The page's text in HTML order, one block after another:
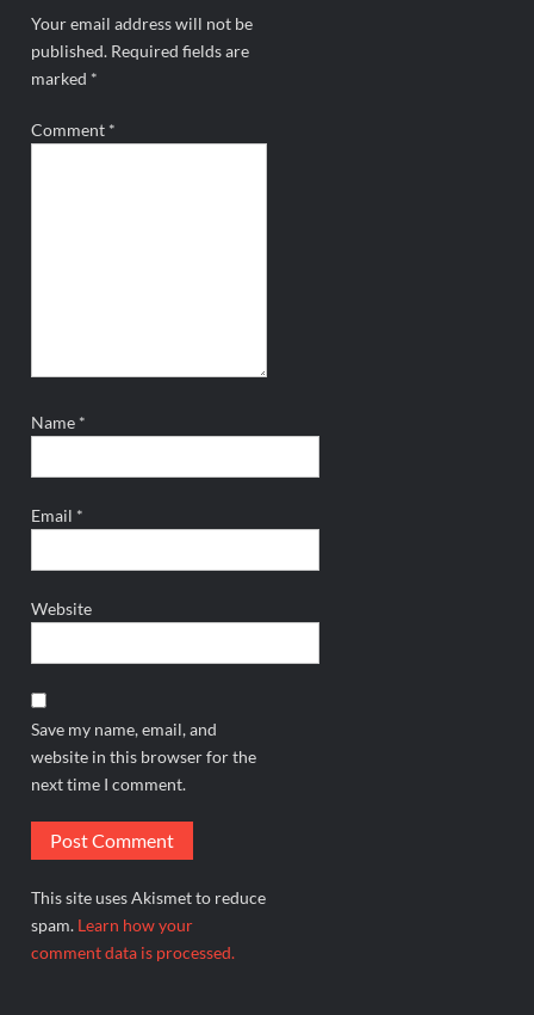
Your email address will not be
published. Required fields are
marked *
Comment *
Name *
Email *
Website
Save my name, email, and
website in this browser for the
next time I comment.
This site uses Akismet to reduce
spam. Learn how your
comment data is processed.